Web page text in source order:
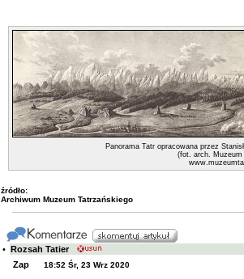
Panorama Tatr opracowana przez
(fot. arch. Muzeum
źródło:
Archiwum Muzeum Tatrzańskiego
• Rozsah Tatier
Zap
18:52 Śr, 23 Wrz 2020